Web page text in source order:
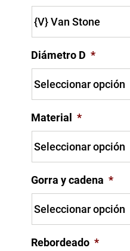
Diámetro D *
Material *
Gorra y cadena *
Rebordeado *